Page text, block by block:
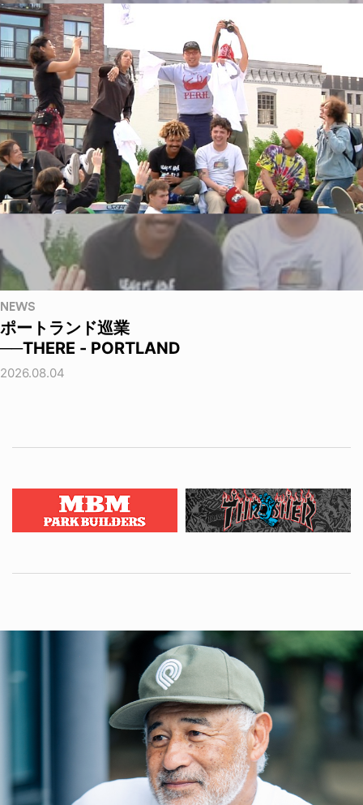
NEWS
ポートランド巡業
──THERE - PORTLAND
2026.08.04